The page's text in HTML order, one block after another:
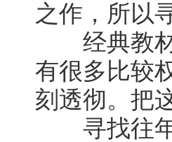
之作，所以
经典教材
有很多比较
刻透彻。把
寻找往年